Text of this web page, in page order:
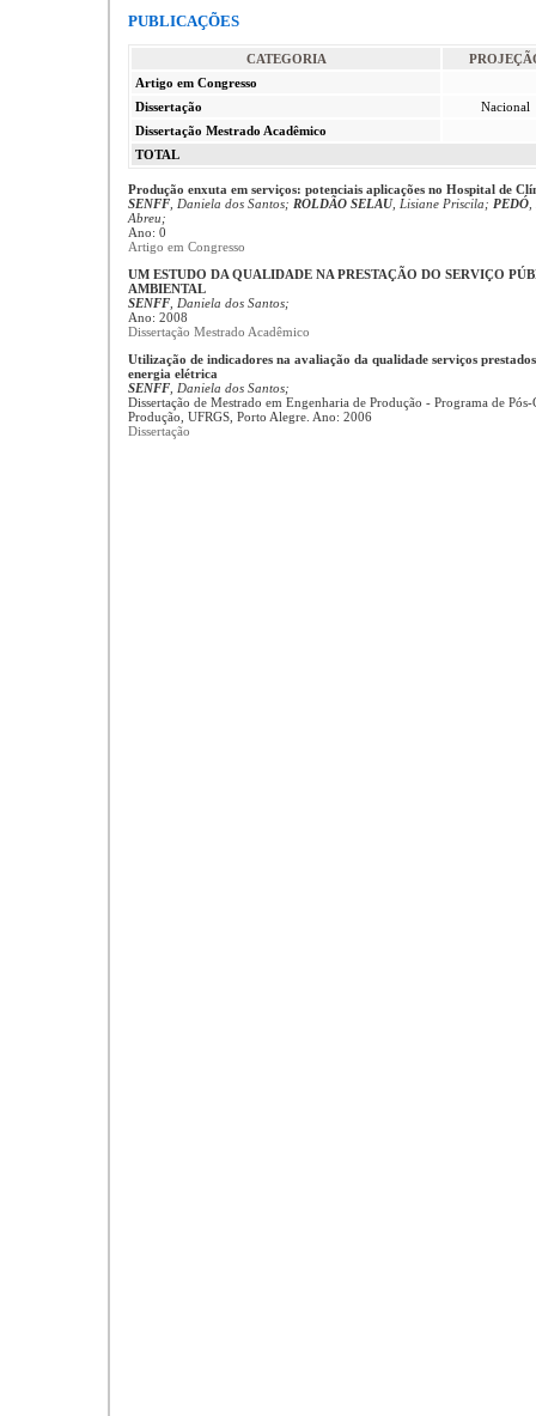
PUBLICAÇÕES
CATEGORIA
Artigo em Congresso
Dissertação
Nacional
Dissertação Mestrado Acadêmico
TOTAL
Produção enxuta em serviços: potenciais aplicações no Hospital de
SENFF , Daniela dos Santos; ROLDÃO SELAU, Lisiane Priscila; PEDÓ
Abreu;
Ano: 0
Artigo em Congresso
UM ESTUDO DA QUALIDADE NA PRESTAÇÃO DO SERVIÇO
AMBIENTAL
SENFF , Daniela dos Santos;
Ano: 2008
Dissertação Mestrado Acadêmico
Utilização de indicadores na avaliação da qualidade serviços
energia elétrica
SENFF , Daniela dos Santos;
Dissertação de Mestrado em Engenharia de Produção - Programa de
Produção, UFRGS, Porto Alegre. Ano: 2006
Dissertação